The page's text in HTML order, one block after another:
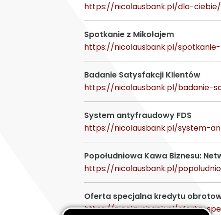
https://nicolausbank.pl/dla-
Spotkanie z Mikołajem
https://nicolausbank.pl/
Badanie Satysfakcji Klientów
https://nicolausbank.pl/badanie-
System antyfraudowy FDS
https://nicolausbank.pl/system-
Popołudniowa Kawa Biznesu:
https://nicolausbank.pl/
Oferta specjalna kredytu
https://nicolausbank.pl/oferta-